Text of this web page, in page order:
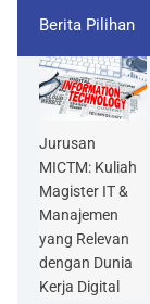
Berita Pilihan
Jurusan
MICTM: Kuliah
Magister IT &
Manajemen
yang Relevan
dengan Dunia
Kerja Digital